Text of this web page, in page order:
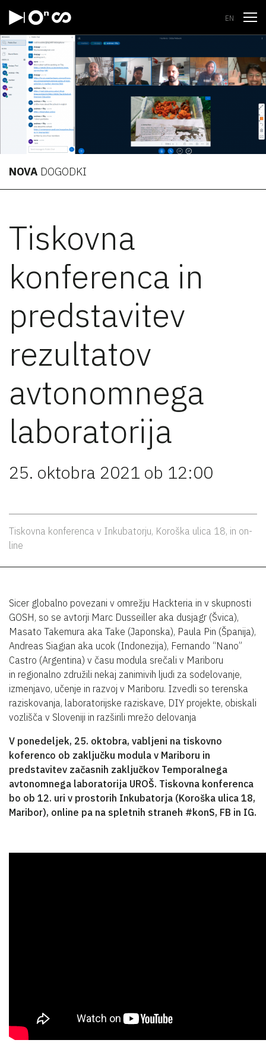
EN
NOVA DOGODKI
Tiskovna
konferenca in
predstavitev
rezultatov
avtonomnega
laboratorija
25. oktobra 2021 ob 12:00
Tiskovna konferenca v Inkubatorju, Koroška ulica 18, in on-
line
Sicer globalno povezani v omrežju Hackteria in v skupnosti
GOSH, so se avtorji Marc Dusseiller aka dusjagr (Švica),
Masato Takemura aka Take (Japonska), Paula Pin (Španija),
Andreas Siagian aka ucok (Indonezija), Fernando “Nano”
Castro (Argentina) v času modula srečali v Mariboru
in regionalno združili nekaj zanimivih ljudi za sodelovanje,
izmenjavo, učenje in razvoj v Mariboru. Izvedli so terenska
raziskovanja, laboratorijske raziskave, DIY projekte, obiskali
vozlišča v Sloveniji in razširili mrežo delovanja
V ponedeljek, 25. oktobra, vabljeni na tiskovno
koferenco ob zaključku modula v Mariboru in
predstavitev začasnih zaključkov Temporalnega
avtonomnega laboratorija UROŠ. Tiskovna konferenca
bo ob 12. uri v prostorih Inkubatorja (Koroška ulica 18,
Maribor), online pa na spletnih straneh #konS, FB in IG.